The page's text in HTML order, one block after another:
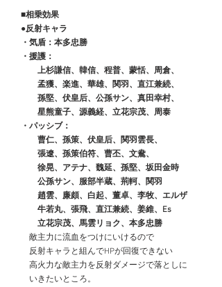
■相乗効果
●反射キャラ
・気盾：本多忠勝
・援護：
上杉謙信、韓信、程普、蒙恬、周倉、
孟獲、楽進、華雄、関羽、直江兼続、
孫堅、伏皇后、公孫サン、真田幸村、
星熊童子、源義経、立花宗茂、周泰
・パッシブ：
曹仁、孫策、伏皇后、関羽雲長、
張遼、孫策伯符、曹丕、文鴦、
徐晃、アテナ、魏延、孫堅、坂田金時
公孫サン、服部半蔵、荊軻、関羽
趙雲、廉頗、白起、董卓、李牧、エルザ
牛若丸、張飛、直江兼続、姜維、Es
立花宗茂、馬雲リョク、本多忠勝
敵主力に流血をつけにいけるので
反射キャラと組んでHPが回復できない
高火力な敵主力を反射ダメージで落としに
いきたいところ。